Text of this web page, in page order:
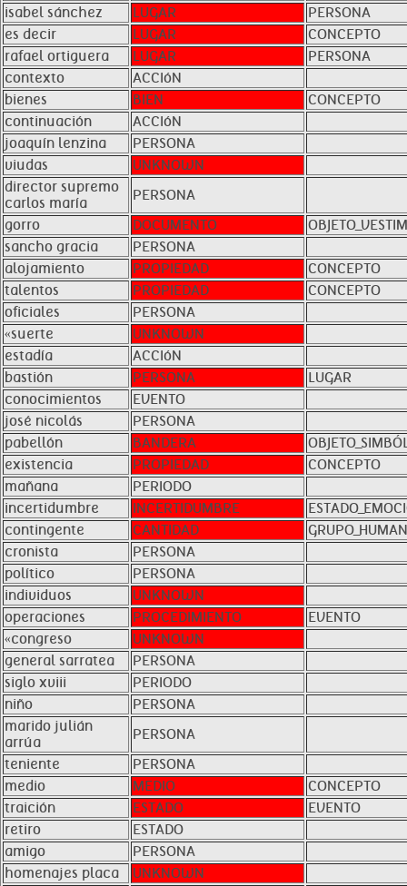
isabel sánchez
LUGAR
PERSONA
es decir
LUGAR
CONCEPTO
rafael ortiguera
LUGAR
PERSONA
contexto
ACCIóN
bienes
BIEN
CONCEPTO
continuación
ACCIóN
joaquín lenzina
PERSONA
viudas
UNKNOWN
director supremo
carlos maría
PERSONA
gorro
DOCUMENTO
sancho gracia
PERSONA
alojamiento
PROPIEDAD
CONCEPTO
talentos
PROPIEDAD
CONCEPTO
oficiales
PERSONA
«suerte
UNKNOWN
estadía
ACCIóN
bastión
PERSONA
LUGAR
conocimientos
EVENTO
josé nicolás
PERSONA
pabellón
BANDERA
existencia
PROPIEDAD
CONCEPTO
mañana
PERIODO
incertidumbre
INCERTIDUMBRE
contingente
CANTIDAD
cronista
PERSONA
político
PERSONA
individuos
UNKNOWN
operaciones
PROCEDIMIENTO
EVENTO
«congreso
UNKNOWN
general sarratea
PERSONA
siglo xviii
PERIODO
niño
PERSONA
marido julián
arrúa
PERSONA
teniente
PERSONA
medio
MEDIO
CONCEPTO
traición
ESTADO
EVENTO
retiro
ESTADO
amigo
PERSONA
homenajes placa
UNKNOWN